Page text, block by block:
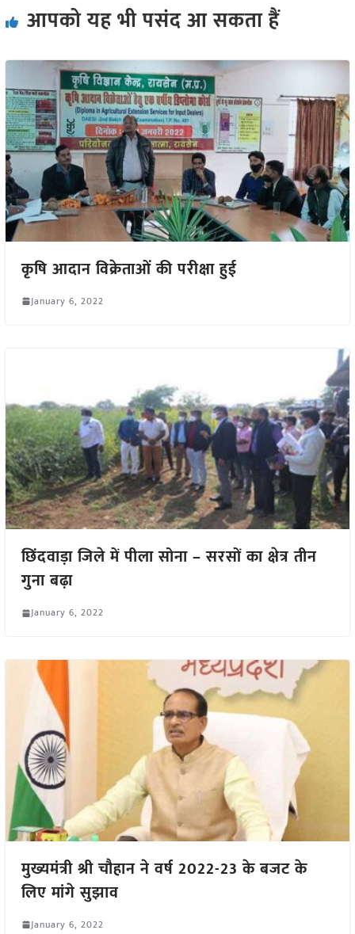
आपको यह भी पसंद आ सकता हैं
कृषि आदान विक्रेताओं की परीक्षा हुई
January 6, 2022
छिंदवाड़ा जिले में पीला सोना – सरसों का क्षेत्र तीन
गुना बढ़ा
January 6, 2022
मुख्यमंत्री श्री चौहान ने वर्ष 2022-23 के बजट के
लिए मांगे सुझाव
January 6, 2022